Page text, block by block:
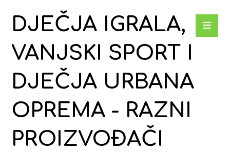
DJEČJA IGRALA,
VANJSKI SPORT I
DJEČJA URBANA
OPREMA - RAZNI
PROIZVOĐAČI